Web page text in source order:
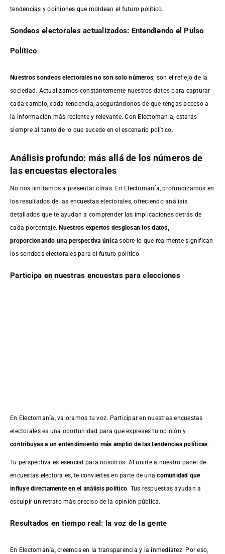
tendencias y opiniones que moldean el futuro político.
Sondeos electorales actualizados: Entendiendo el Pulso
Político
Nuestros sondeos electorales no son solo números; son el reflejo de la
sociedad. Actualizamos constantemente nuestros datos para capturar
cada cambio, cada tendencia, asegurándonos de que tengas acceso a
la información más reciente y relevante. Con Electomanía, estarás
siempre al tanto de lo que sucede en el escenario político.
Análisis profundo: más allá de los números de
las encuestas electorales
No nos limitamos a presentar cifras. En Electomanía, profundizamos en
los resultados de las encuestas electorales, ofreciendo análisis
detallados que te ayudan a comprender las implicaciones detrás de
cada porcentaje.Nuestros expertos desglosan los datos,
proporcionando una perspectiva única sobre lo que realmente significan
los sondeos electorales para el futuro político.
Participa en nuestras encuestas para elecciones
En Electomanía, valoramos tu voz. Participar en nuestras encuestas
electorales es una oportunidad para que expreses tu opinión y
contribuyas a un entendimiento más amplio de las tendencias políticas.
Tu perspectiva es esencial para nosotros. Al unirte a nuestro panel de
encuestas electorales, te conviertes en parte de unacomunidad que
influye directamente en el análisis político. Tus respuestas ayudan a
esculpir un retrato más preciso de la opinión pública.
Resultados en tiempo real: la voz de la gente
En Electomanía, creemos en la transparencia y la inmediatez. Por eso,